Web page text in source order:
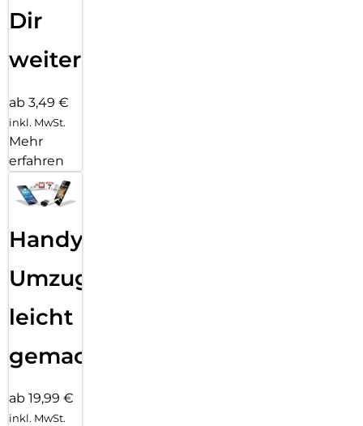
Dir
weiter
ab 3,49 €
inkl. MwSt.
Mehr
erfahren
Handy
Umzug
leicht
gemacht!
ab 19,99 €
inkl. MwSt.